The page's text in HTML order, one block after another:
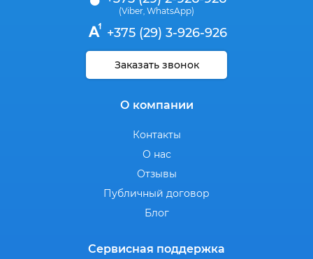
(Viber WhatsApp)
+375 (29) 3-926-926
Заказать звонок
О компании
Контакты
О нас
Отзывы
Публичный договор
Блог
Сервисная поддержка